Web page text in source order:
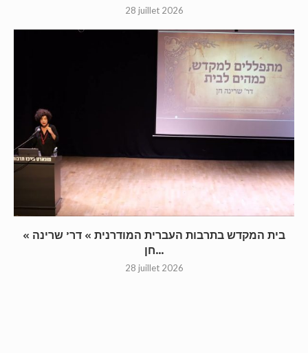
28 juillet 2026
« בית המקדש בתרבות העברית המודרנית » דר’ שרינה
חן...
28 juillet 2026